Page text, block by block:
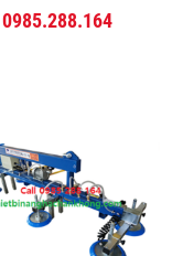
0985.288.164